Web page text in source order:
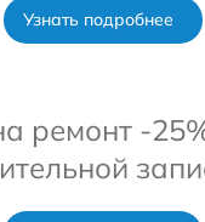
Узнать подробнее
ремонт -